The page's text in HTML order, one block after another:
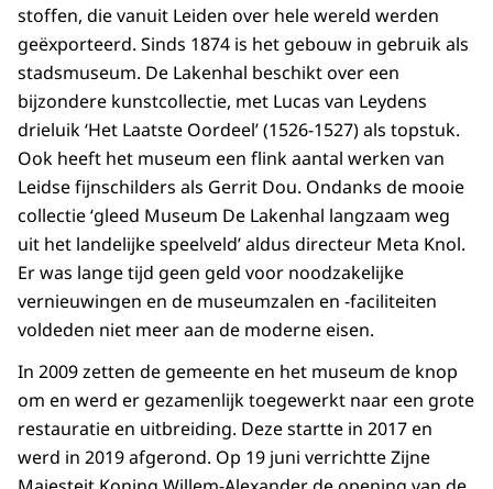
stoffen, die vanuit Leiden over hele wereld werden
geëxporteerd. Sinds 1874 is het gebouw in gebruik als
stadsmuseum. De Lakenhal beschikt over een
bijzondere kunstcollectie, met Lucas van Leydens
drieluik ‘Het Laatste Oordeel’ (1526-1527) als topstuk.
Ook heeft het museum een flink aantal werken van
Leidse fijnschilders als Gerrit Dou. Ondanks de mooie
collectie ‘gleed Museum De Lakenhal langzaam weg
uit het landelijke speelveld’ aldus directeur Meta Knol.
Er was lange tijd geen geld voor noodzakelijke
vernieuwingen en de museumzalen en -faciliteiten
voldeden niet meer aan de moderne eisen.
In 2009 zetten de gemeente en het museum de knop
om en werd er gezamenlijk toegewerkt naar een grote
restauratie en uitbreiding. Deze startte in 2017 en
werd in 2019 afgerond. Op 19 juni verrichtte Zijne